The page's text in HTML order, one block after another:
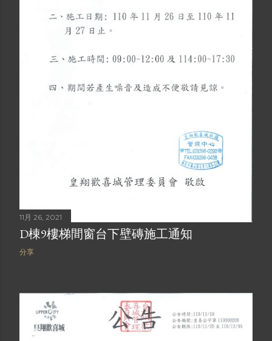
11月 26, 2021
D棟9樓梯間窗台下壁磚施工通知
分享